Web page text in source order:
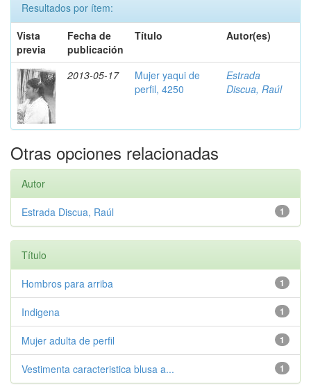
Resultados por ítem:
Vista
previa
Fecha de
publicación
Título Autor(es)
2013-05-17
Mujer yaqui de
perfil, 4250
Estrada
Discua, Raúl
Otras opciones relacionadas
Autor
1
Estrada Discua, Raúl
Título
1
Hombros para arriba
1
Indigena
1
Mujer adulta de perfil
1
Vestimenta caracteristica blusa a...